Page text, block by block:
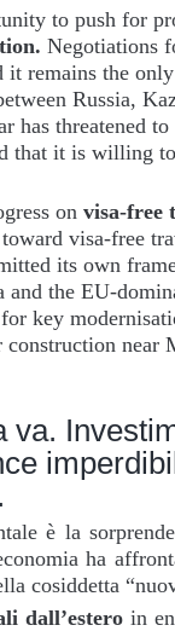
to push for
Negotiations
it remains the
Russia,
has threatened
that it is willing
on visa-free
visa-free
its own
the EU-
key
construction near
va.
è la
ha
cosiddetta
dall’esteroin